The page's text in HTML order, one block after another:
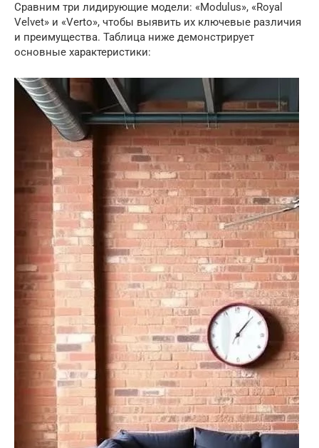
Сравним три лидирующие модели: «Modulus», «Royal
Velvet» и «Verto», чтобы выявить их ключевые различия
и преимущества. Таблица ниже демонстрирует
основные характеристики: